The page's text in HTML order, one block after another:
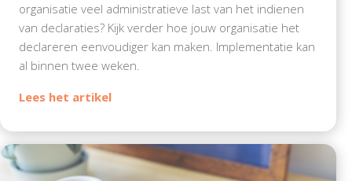
organisatie veel administratieve last van het indienen
van declaraties? Kijk verder hoe jouw organisatie het
declareren eenvoudiger kan maken. Implementatie kan
al binnen twee weken.